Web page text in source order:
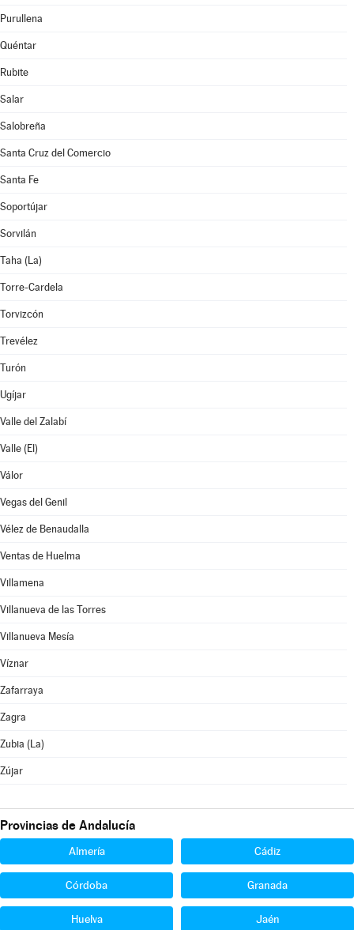
Purullena
Quéntar
Rubite
Salar
Salobreña
Santa Cruz del Comercio
Santa Fe
Soportújar
Sorvilán
Taha (La)
Torre-Cardela
Torvizcón
Trevélez
Turón
Ugíjar
Valle del Zalabí
Valle (El)
Válor
Vegas del Genil
Vélez de Benaudalla
Ventas de Huelma
Villamena
Villanueva de las Torres
Villanueva Mesía
Víznar
Zafarraya
Zagra
Zubia (La)
Zújar
Provincias de Andalucía
Almería Cádiz
Córdoba Granada
Huelva Jaén